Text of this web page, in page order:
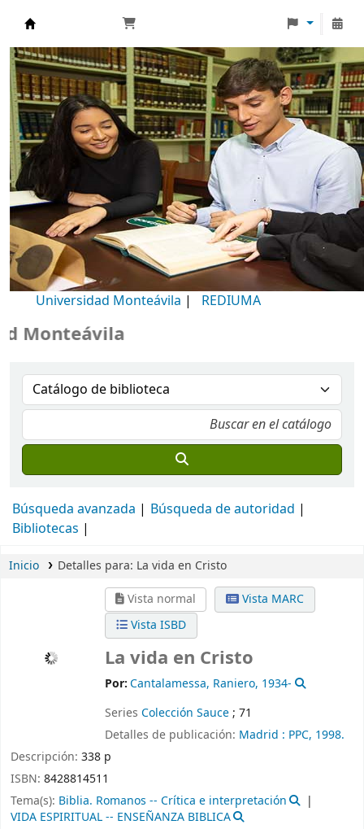
Biblioteca Universidad Monteávila
Universidad Monteávila | REDIUMA
Búsqueda avanzada
Búsqueda de autoridad
Bibliotecas
Inicio Detalles para: La vida en Cristo
Vista normal
Vista MARC
Vista ISBD
La vida en Cristo
Por:Cantalamessa, Raniero, 1934-
Series Colección Sauce; 71
Detalles de publicación: Madrid : PPC, 1998.
Descripción: 338 p
ISBN: 8428814511
Tema(s): Biblia. Romanos -- Crítica e interpretación
VIDA ESPIRITUAL -- ENSEÑANZA BIBLICA